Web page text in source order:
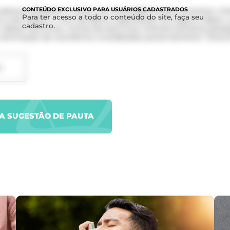
preparar o corpo com antecedência para aumentar a
e até reduzir o risco de aborto espontâneo. Em alguns vídeos,
restritivas, rotinas de exercícios milimetricamente
de cosméticos considerados potencialmente
CONTEÚDO EXCLUSIVO PARA USUÁRIOS CADASTRADOS
Para ter acesso a todo o conteúdo do site, faça seu
cadastro.
SUGESTÃO DE PAUTA